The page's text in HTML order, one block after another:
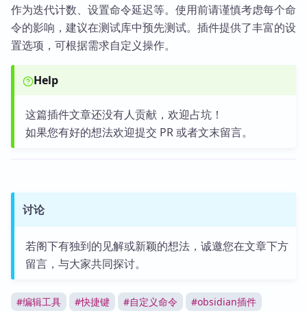
作为迭代计数、设置命令延迟等。使用前请谨慎考虑每个命
令的影响，建议在测试库中预先测试。插件提供了丰富的设
置选项，可根据需求自定义操作。
Help
这篇插件文章还没有人贡献，欢迎占坑！
如果您有好的想法欢迎提交 PR 或者文末留言。
讨论
若阁下有独到的见解或新颖的想法，诚邀您在文章下方
留言，与大家共同探讨。
#编辑工具 #快捷键 #自定义命令 #obsidian插件